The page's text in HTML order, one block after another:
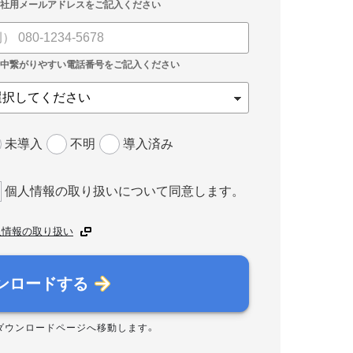
未導入 不明 導入済み
個人情報の取り扱いについて同意します。
報の取り扱い
ロードする
ウンロードページへ移動します。